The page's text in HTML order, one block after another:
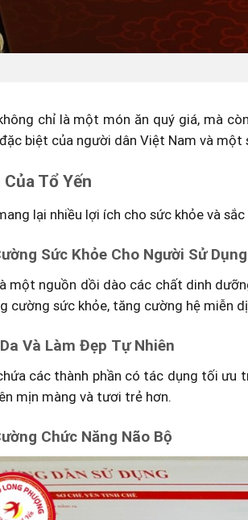
chỉ là một món ăn quý giá, mà
biệt của người dân Việt Nam và một
Tổ Yến
lại nhiều lợi ích cho sức khỏe và
Sức Khỏe Cho Người Sử Dụng
một nguồn dồi dào các chất dinh
cường sức khỏe, tăng cường hệ miễn
Và Làm Đẹp Tự Nhiên
các thành phần có tác dụng tối ưu
mịn màng và tươi trẻ hơn.
Chức Năng Não Bộ